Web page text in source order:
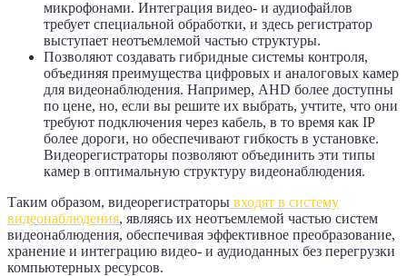
микрофонами. Интеграция видео- и аудиофайлов
требует специальной обработки, и здесь регистратор
выступает неотъемлемой частью структуры.
Позволяют создавать гибридные системы контроля,
объединяя преимущества цифровых и аналоговых камер
для видеонаблюдения. Например, AHD более доступны
по цене, но, если вы решите их выбрать, учтите, что они
требуют подключения через кабель, в то время как IP
более дороги, но обеспечивают гибкость в установке.
Видеорегистраторы позволяют объединить эти типы
камер в оптимальную структуру видеонаблюдения.
Таким образом, видеорегистраторы входят в систему
видеонаблюдения, являясь их неотъемлемой частью систем
видеонаблюдения, обеспечивая эффективное преобразование,
хранение и интеграцию видео- и аудиоданных без перегрузки
компьютерных ресурсов.